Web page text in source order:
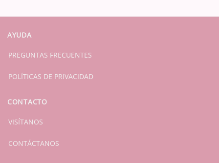
AYUDA
PREGUNTAS FRECUENTES
POLÍTICAS DE PRIVACIDAD
CONTACTO
VISÍTANOS
CONTÁCTANOS